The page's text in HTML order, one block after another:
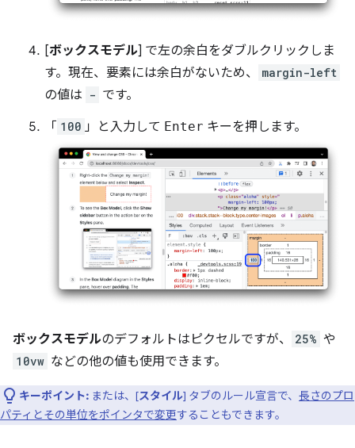
[ボックスモデル] で左の余白をダブルクリックしま
す。現在、要素には余白がないため、
margin-left
の値は - です。
「 100 」と入力して Enter キーを押します。
ボックスモデルのデフォルトはピクセルですが、 25% や
10vw などの他の値も使用できます。
キーポイント: または、[スタイル] タブのルール宣言で、 長さのプロ
パティとその単位をポインタで変更することもできます。